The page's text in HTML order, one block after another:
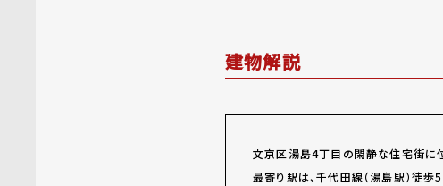
建物解説
文京区湯島4丁目の閑静な住宅街に位
最寄り駅は、千代田線（湯島駅）徒